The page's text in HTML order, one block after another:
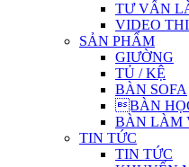
TƯ VẤN
VIDEO
SẢN PHẨM
GIƯỜNG
TỦ / KỆ
BÀN SOFA
BÀN
BÀN LÀM
TIN TỨC
TIN TỨC